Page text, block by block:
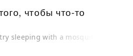
чтобы что-то
sleeping with a mosquito.